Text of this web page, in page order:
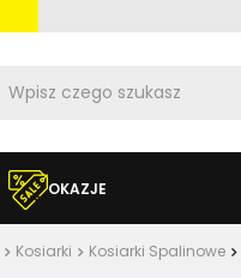
OKAZJE
Kosiarki Kosiarki Spalinowe